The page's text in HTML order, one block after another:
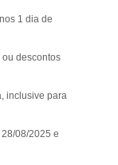
1 dia de
ou descontos
inclusive para
08/2025 e